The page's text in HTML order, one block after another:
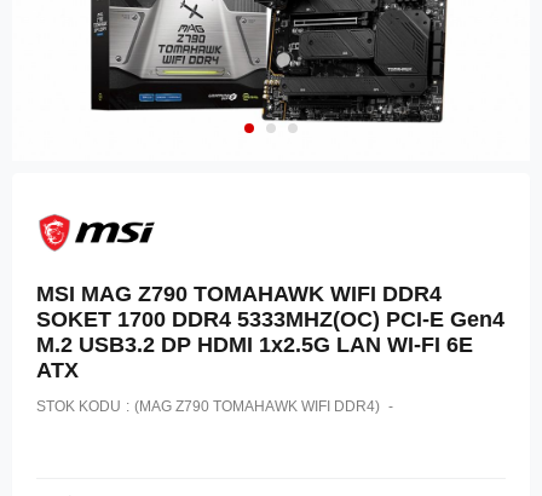
MSI MAG Z790 TOMAHAWK WIFI DDR4
SOKET 1700 DDR4 5333MHZ(OC) PCI-E Gen4
M.2 USB3.2 DP HDMI 1x2.5G LAN WI-FI 6E
ATX
STOK KODU (MAG Z790 TOMAHAWK WIFI DDR4)